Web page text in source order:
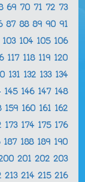
69 70 71 72 73
87 88 89 90 91
103 104 105 106
117 118 119 120
131 132 133 134
145 146 147 148
159 160 161 162
173 174 175 176
187 188 189 190
201 202 203
213 214 215 216